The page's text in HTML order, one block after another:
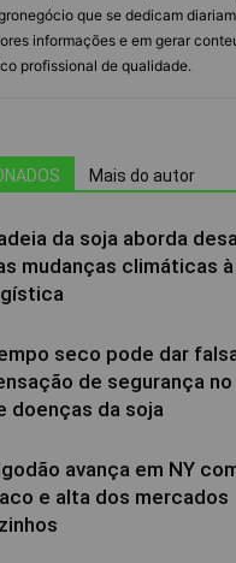
que se dedicam
informações e em gerar
profissional de qualidade.
Mais do autor
da soja aborda
mudanças climáticas à
seco pode dar
de segurança no
doenças da soja
avança em NY
e alta dos mercados